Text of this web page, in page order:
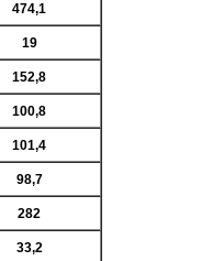
474,1
19
152,8
100,8
101,4
98,7
282
33,2